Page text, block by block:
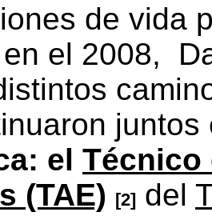
de vida
el 2008,
el Técnico
(TAE) [2] del